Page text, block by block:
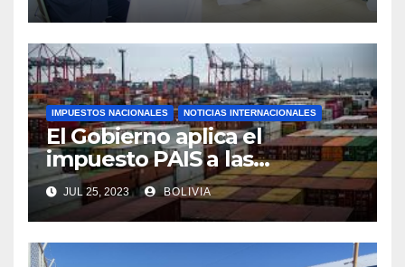
IMPUESTOS NACIONALES NOTICIAS INTERNACIONALES
El Gobierno aplica el
impuesto PAIS a las
importaciones de algunos
bienes y servicios
JUL 25, 2023 BOLIVIA